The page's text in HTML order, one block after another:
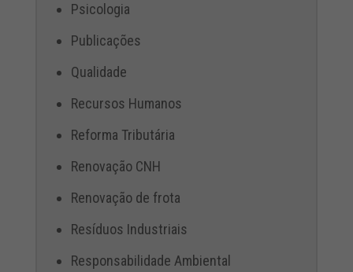
Psicologia
Publicações
Qualidade
Recursos Humanos
Reforma Tributária
Renovação CNH
Renovação de frota
Resíduos Industriais
Responsabilidade Ambiental